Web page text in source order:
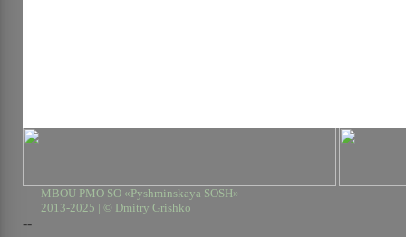
MBOU PMO SO «Pyshminskaya SOSH»
2013-2025 | © Dmitry Grishko
--